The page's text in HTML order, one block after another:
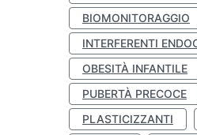
BIOMONITORAGGIO
INTERFERENTI
OBESITÀ INFANTILE
PUBERTÀ PRECOCE
PLASTICIZZANTI